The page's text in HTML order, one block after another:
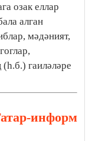
озак еллар
алган
мәдәният,
гаиләләре
информ